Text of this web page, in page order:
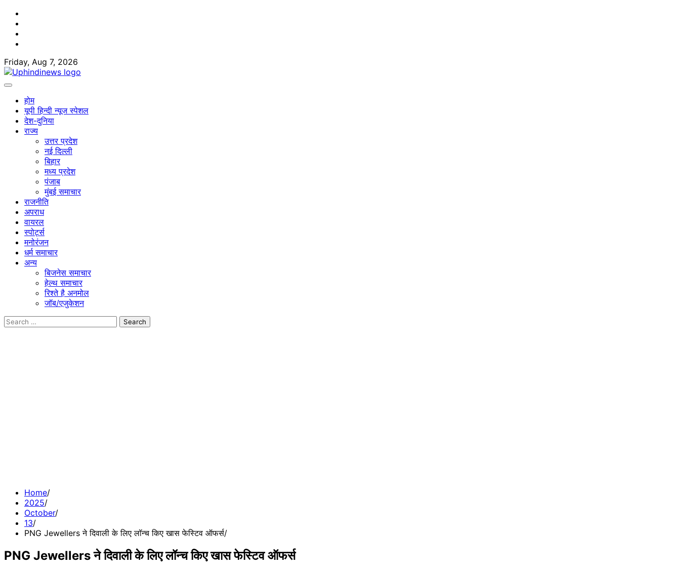
Skip
content
Friday, Aug 7, 2026
होम
यूपी हिन्दी न्यूज स्पेशल
देश-दुनिया
राज्य
उत्तर प्रदेश
नई दिल्ली
बिहार
मध्य प्रदेश
पंजाब
मुंबई समाचार
राजनीति
अपराध
वायरल
स्पोर्ट्स
मनोरंजन
धर्म समाचार
अन्य
बिजनेस समाचार
हेल्थ समाचार
रिश्ते है अनमोल
जॉब/एजुकेशन
Search
Home
2025
October
13
PNG Jewellers ने दिवाली के लिए लॉन्च किए खास फेस्टिव ऑफर्स
PNG Jewellers ने दिवाली के लिए लॉन्च किए खास फेस्टिव ऑफर्स